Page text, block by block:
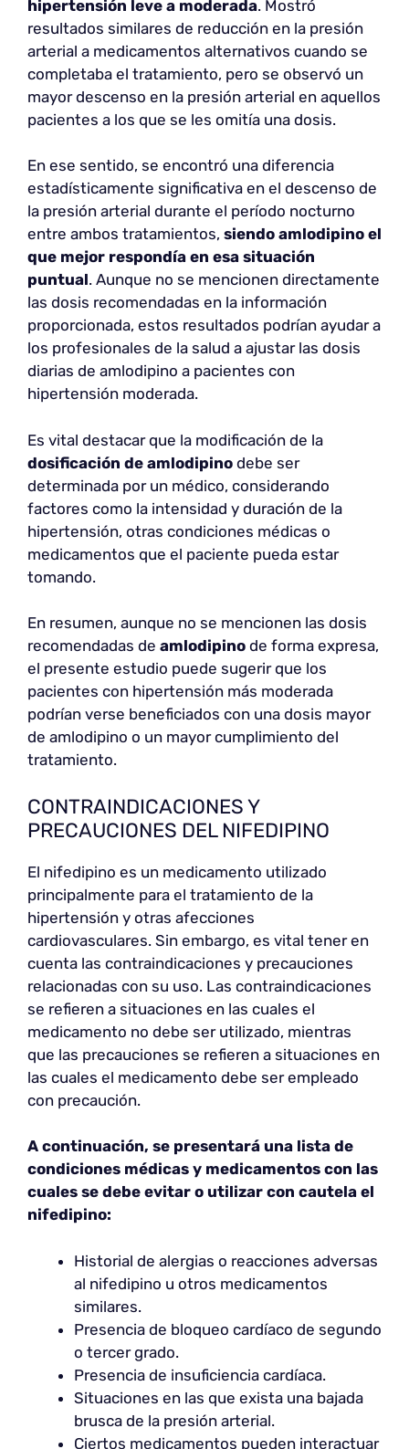
hipertensión leve a moderada. Mostró
resultados similares de reducción en la presión
arterial a medicamentos alternativos cuando se
completaba el tratamiento, pero se observó un
mayor descenso en la presión arterial en aquellos
pacientes a los que se les omitía una dosis.
En ese sentido, se encontró una diferencia
estadísticamente significativa en el descenso de
la presión arterial durante el período nocturno
entre ambos tratamientos, siendo amlodipino el
que mejor respondía en esa situación
puntual. Aunque no se mencionen directamente
las dosis recomendadas en la información
proporcionada, estos resultados podrían ayudar a
los profesionales de la salud a ajustar las dosis
diarias de amlodipino a pacientes con
hipertensión moderada.
Es vital destacar que la modificación de la
dosificación de amlodipino debe ser
determinada por un médico, considerando
factores como la intensidad y duración de la
hipertensión, otras condiciones médicas o
medicamentos que el paciente pueda estar
tomando.
En resumen, aunque no se mencionen las dosis
recomendadas de amlodipino de forma expresa,
el presente estudio puede sugerir que los
pacientes con hipertensión más moderada
podrían verse beneficiados con una dosis mayor
de amlodipino o un mayor cumplimiento del
tratamiento.
CONTRAINDICACIONES Y
PRECAUCIONES DEL NIFEDIPINO
El nifedipino es un medicamento utilizado
principalmente para el tratamiento de la
hipertensión y otras afecciones
cardiovasculares. Sin embargo, es vital tener en
cuenta las contraindicaciones y precauciones
relacionadas con su uso. Las contraindicaciones
se refieren a situaciones en las cuales el
medicamento no debe ser utilizado, mientras
que las precauciones se refieren a situaciones en
las cuales el medicamento debe ser empleado
con precaución.
A continuación, se presentará una lista de
condiciones médicas y medicamentos con las
cuales se debe evitar o utilizar con cautela el
nifedipino:
Historial de alergias o reacciones adversas
al nifedipino u otros medicamentos
similares.
Presencia de bloqueo cardíaco de segundo
o tercer grado.
Presencia de insuficiencia cardíaca.
Situaciones en las que exista una bajada
brusca de la presión arterial.
Ciertos medicamentos pueden interactuar